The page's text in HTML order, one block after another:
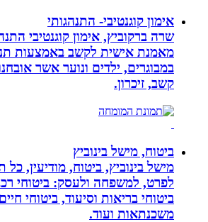
אימון קוגנטיבי- התנהגותי
שרה ברקוביץ, אימון קוגנטיבי
מאמנת אישית לקשב באמצעות
במבוגרים, ילדים ונוער אשר אובחנו
קשב, זיכרון.
ביטוח, מישל בינוביץ
מישל בינוביץ, ביטוח, מודיעין, כל
לפרט, למשפחה ולעסק: ביטוחי רכב,
ביטוחי בריאות וסיעוד, ביטוחי חיים
משכנתאות ועוד.